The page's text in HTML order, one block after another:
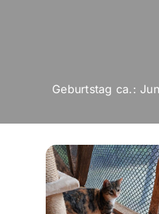
Geburtstag ca.: